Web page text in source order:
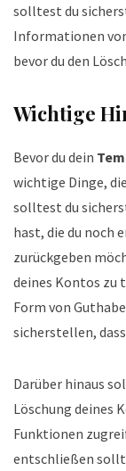
solltest du
Informationen
bevor du den
Wichtige
Bevor du dein
wichtige Dinge,
solltest du
hast, die du noch
zurückgeben
deines Kontos zu
Form von
sicherstellen,
Darüber hinaus
Löschung deines
Funktionen
entschließen